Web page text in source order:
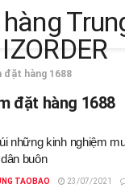
đặt hàng 1688
đặt hàng 1688
những kinh nghiệm
buôn
TAOBAO 23/07/2021